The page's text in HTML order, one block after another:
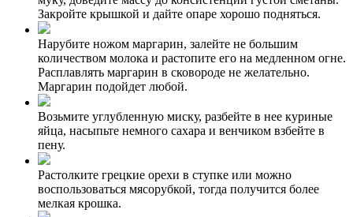
Закройте крышкой и дайте опаре хорошо подняться.
Нарубите ножом маргарин, залейте не большим
количеством молока и растопите его на медленном огне.
Расплавлять маргарин в сковороде не желательно.
Маргарин подойдет любой.
Возьмите углубленную миску, разбейте в нее куриные
яйца, насыпьте немного сахара и венчиком взбейте в
пену.
Растолките грецкие орехи в ступке или можно
воспользоваться мясорубкой, тогда получится более
мелкая крошка.